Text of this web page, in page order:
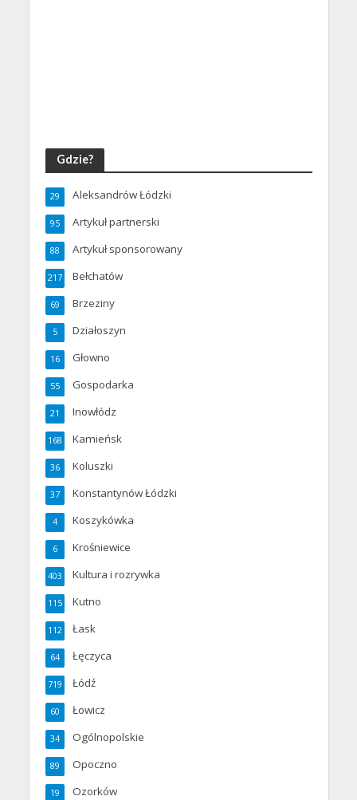
Gdzie?
Aleksandrów Łódzki
29
Artykuł partnerski
95
Artykuł sponsorowany
88
Bełchatów
217
Brzeziny
69
Działoszyn
5
Głowno
16
Gospodarka
55
Inowłódz
21
Kamieńsk
168
Koluszki
36
Konstantynów Łódzki
37
Koszykówka
4
Krośniewice
6
Kultura i rozrywka
403
Kutno
115
Łask
112
Łęczyca
64
Łódź
719
Łowicz
60
Ogólnopolskie
34
Opoczno
89
Ozorków
19